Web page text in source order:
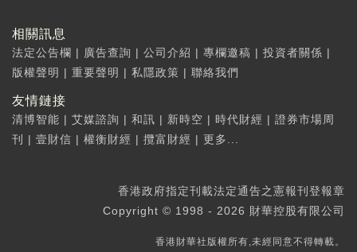
相關訊息
法定公告欄 | 廣告查詢 | 公司介紹 | 專欄邀稿 | 投資者關係 |
版權聲明 | 重要聲明 | 私隱政策 | 聯絡我們
友情鏈接
清博智能 | 艾媒諮詢 | 和訊 | 新時空 | 時代財經 | 證券市場周
刊
| 壹財信 | 權衡財經 | 攬富財經 | 更多...
香港政府指定刊載法定通告之憲報刊登報章
Copyright © 1998 - 2026 財華控股有限公司
香港財華社版權所有,未經同意不得轉載。